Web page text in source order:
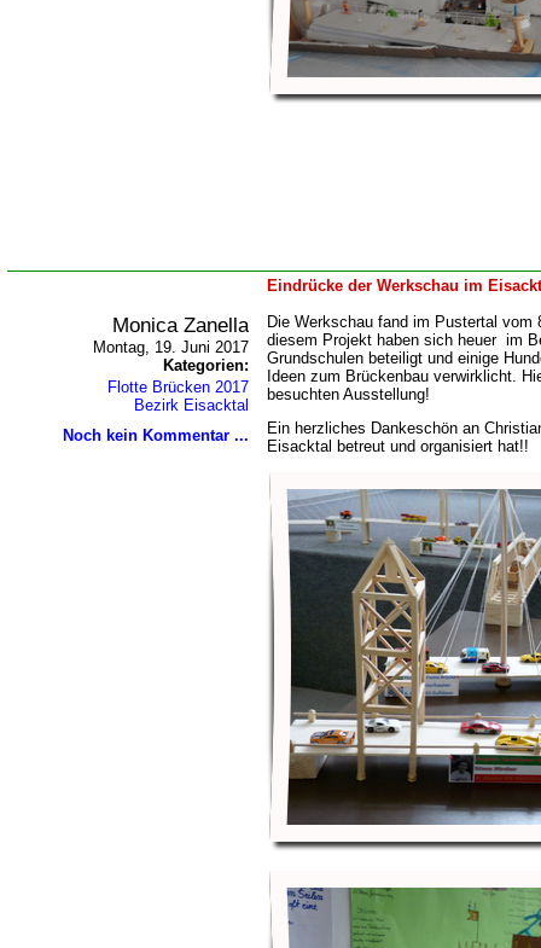
Eindrücke der Werkschau im
Monica Zanella
Montag, 19. Juni 2017
Kategorien:
Flotte Brücken 2017
Bezirk Eisacktal
Noch kein Kommentar ...
Die Werkschau fand im Pustertal
diesem Projekt haben sich heuer im
Grundschulen beteiligt und einige
Ideen zum Brückenbau verwirklicht.
besuchten Ausstellung!
Ein herzliches Dankeschön an
Eisacktal betreut und organisiert hat!!